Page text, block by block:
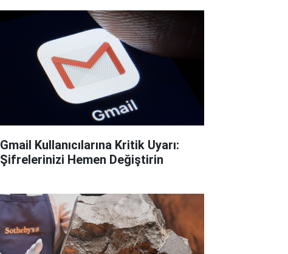
Gmail Kullanıcılarına Kritik Uyarı:
Şifrelerinizi Hemen Değiştirin